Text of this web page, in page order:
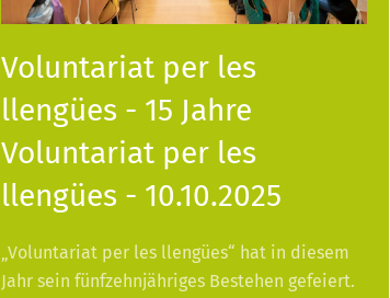
Voluntariat per les
llengües - 15 Jahre
Voluntariat per les
llengües - 10.10.2025
„Voluntariat per les llengües“ hat in diesem
Jahr sein fünfzehnjähriges Bestehen gefeiert.